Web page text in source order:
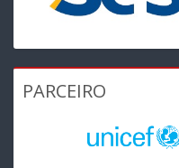
PARCEIRO